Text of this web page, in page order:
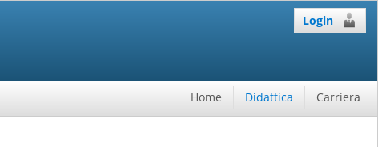
Login
Home Didattica Carriera